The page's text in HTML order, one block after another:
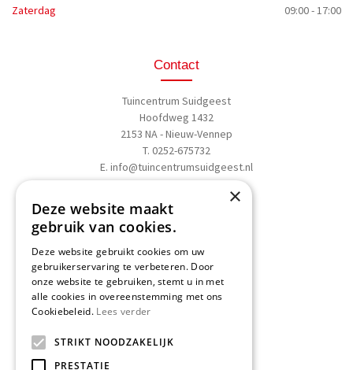
Zaterdag
09:00 - 17:00
Contact
Tuincentrum Suidgeest
Hoofdweg 1432
2153 NA - Nieuw-Vennep
T. 0252-675732
E. info@tuincentrumsuidgeest.nl
Routebeschrijving
Schrijf een recensie
Nationale Tuinbon t.w.v. € 25,-!
×
Deze website maakt
gebruik van cookies.
Deze website gebruikt cookies om uw
gebruikerservaring te verbeteren. Door
onze website te gebruiken, stemt u in met
alle cookies in overeenstemming met ons
Cookiebeleid. Lees verder
STRIKT NOODZAKELIJK
PRESTATIE